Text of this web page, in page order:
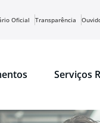
Oficial Transparência
Serviços